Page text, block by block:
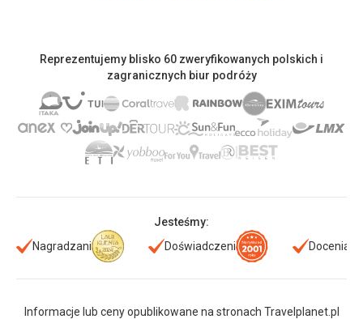
Reprezentujemy blisko 60 zweryfikowanych polskich i
zagranicznych biur podróży
Jesteśmy:
Nagradzani
Doświadczeni Doceniani
Informacje lub ceny opublikowane na stronach Travelplanet.pl